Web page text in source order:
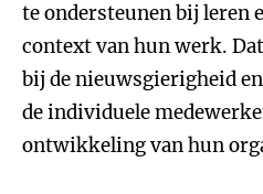
te ondersteunen bij leren
context van hun werk.
bij de nieuwsgierigheid
de individuele
ontwikkeling van hun